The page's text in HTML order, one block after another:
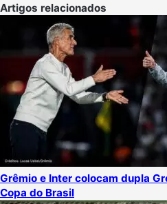
Artigos relacionados
Grêmio e Inter colocam dupla
Copa do Brasil